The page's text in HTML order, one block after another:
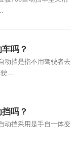
吗？
动挡是指不用驾驶者去
...
吗？
动挡采用是手自一体变